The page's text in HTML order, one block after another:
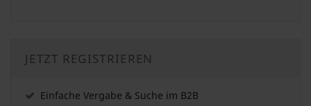
JETZT REGISTRIEREN
Einfache Vergabe & Suche im B2B